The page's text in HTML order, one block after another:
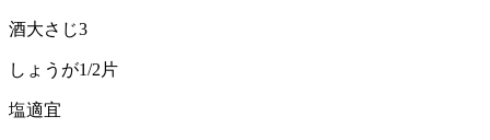
酒大さじ3
しょうが1/2片
塩適宜